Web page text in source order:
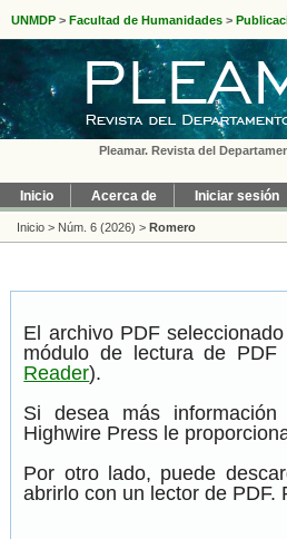
UNMDP > Facultad de Humanidades >
Pleamar. Revista del
Inicio Acerca de Iniciar sesión
Inicio > Núm. 6 (2026) > Romero
El archivo PDF
módulo de lectura de
Reader).
Si desea más
Highwire Press le
Por otro lado, puede
abrirlo con un lector de PDF.